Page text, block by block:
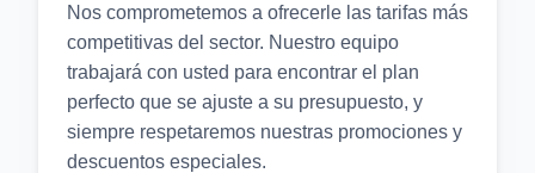
Nos comprometemos a ofrecerle las tarifas más
competitivas del sector. Nuestro equipo
trabajará con usted para encontrar el plan
perfecto que se ajuste a su presupuesto, y
siempre respetaremos nuestras promociones y
descuentos especiales.